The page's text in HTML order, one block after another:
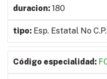
180
Esp. Estatal No C.P.